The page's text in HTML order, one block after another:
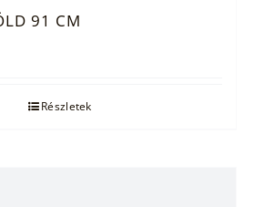
91 CM
Részletek